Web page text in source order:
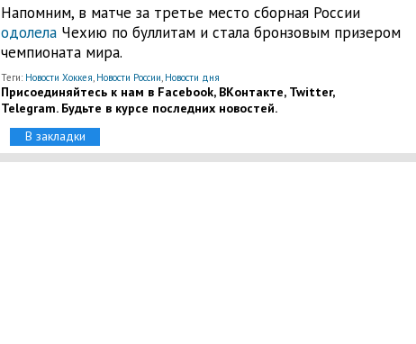
Напомним, в матче за третье место сборная России
одолелаЧехию по буллитам и стала бронзовым призером
чемпионата мира.
Теги: Новости Хоккея, Новости России, Новости дня
Присоединяйтесь к нам в Facebook, ВКонтакте, Twitter,
Telegram. Будьте в курсе последних новостей.
В закладки